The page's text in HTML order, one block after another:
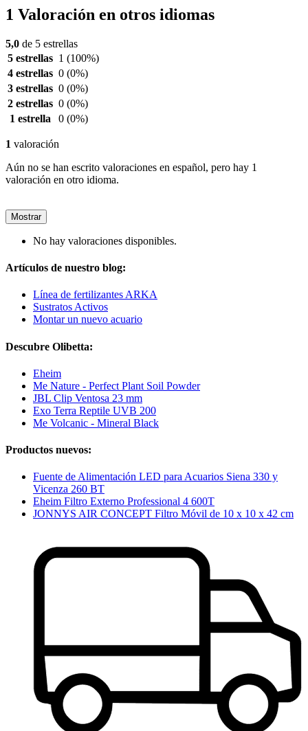
1 Valoración en otros idiomas
5,0 de 5 estrellas
5 estrellas 1 (100%)
4 estrellas 0 (0%)
3 estrellas 0 (0%)
2 estrellas 0 (0%)
1 estrella
0 (0%)
1 valoración
Aún no se han escrito valoraciones en español, pero hay 1
valoración en otro idioma.
Mostrar
No hay valoraciones disponibles.
Artículos de nuestro blog:
Línea de fertilizantes ARKA
Sustratos Activos
Montar un nuevo acuario
Descubre Olibetta:
Eheim
Me Nature - Perfect Plant Soil Powder
JBL Clip Ventosa 23 mm
Exo Terra Reptile UVB 200
Me Volcanic - Mineral Black
Productos nuevos:
Fuente de Alimentación LED para Acuarios Siena 330 y
Vicenza 260 BT
Eheim Filtro Externo Professional 4 600T
JONNYS AIR CONCEPT Filtro Móvil de 10 x 10 x 42 cm